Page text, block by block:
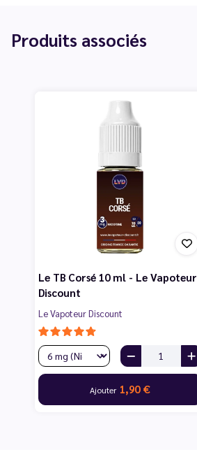
Produits associés
Le TB Corsé 10 ml - Le Vapoteur
Discount
Le Vapoteur Discount
Ajouter 1,90 €